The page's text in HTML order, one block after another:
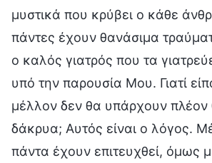
μυστικά που κρύβει ο κάθε
πάντες έχουν θανάσιμα
ο καλός γιατρός που τα
υπό την παρουσία Μου. Γιατί
μέλλον δεν θα υπάρχουν πλέον
δάκρυα; Αυτός είναι ο λόγος.
πάντα έχουν επιτευχθεί, όμως